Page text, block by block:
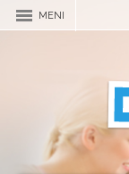
MENI